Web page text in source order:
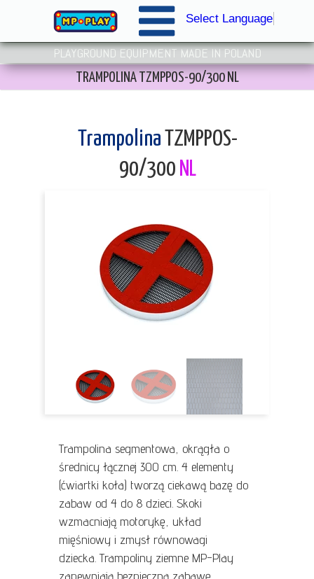
Select Language
PLAYGROUND EQUIPMENT MADE IN POLAND
TRAMPOLINA TZMPPOS-90/300 NL
TrampolinaTZMPPOS-
90/300 NL
Trampolina segmentowa, okrągła o
średnicy łącznej 300 cm. 4 elementy
(ćwiartki koła) tworzą ciekawą bazę do
zabaw od 4 do 8 dzieci. Skoki
wzmacniają motorykę, układ
mięśniowy i zmysł równowagi
dziecka. Trampoliny ziemne MP-Play
zapewniają bezpieczną zabawę.